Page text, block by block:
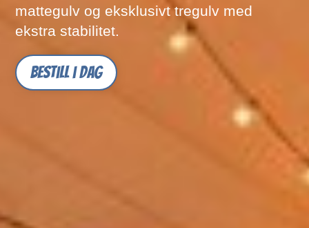
mattegulv og eksklusivt tregulv med
ekstra stabilitet.
Bestill i dag